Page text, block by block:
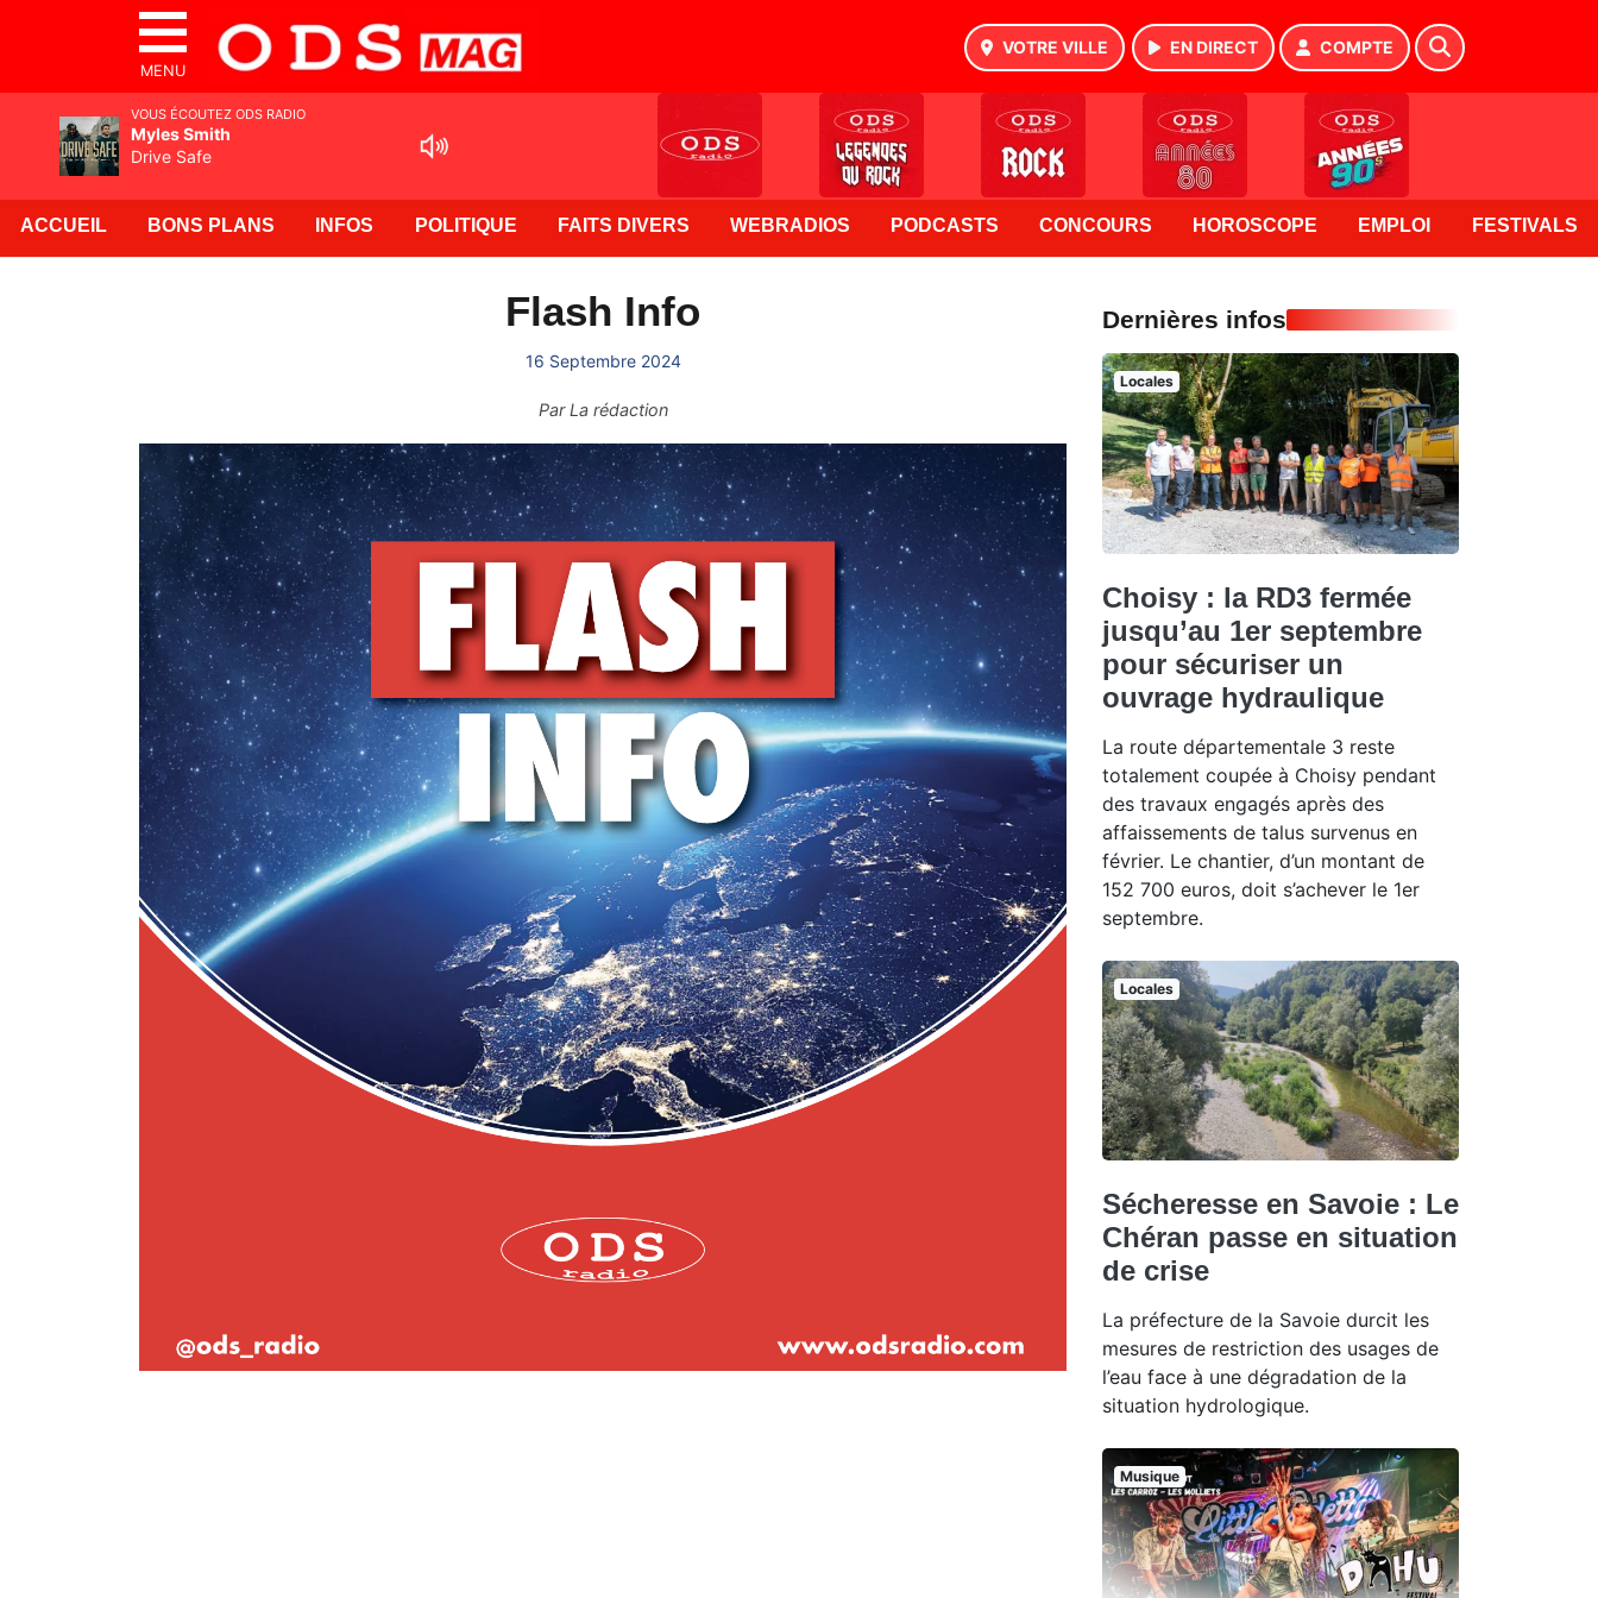
MENU
VOTRE VILLE EN DIRECT COMPTE
ACCUEIL BONS PLANS INFOS POLITIQUE FAITS DIVERS WEBRADIOS PODCASTS CONCOURS HOROSCOPE EMPLOI FESTIVALS
Flash Info
16 Septembre 2024
ParLa rédaction
Dernières infos
Locales
Choisy : la RD3 fermée
jusqu’au 1er septembre
pour sécuriser un
ouvrage hydraulique
La route départementale 3 reste
totalement coupée à Choisy pendant
des travaux engagés après des
affaissements de talus survenus en
février. Le chantier, d’un montant de
152 700 euros, doit s’achever le 1er
septembre.
Locales
Sécheresse en Savoie : Le
Chéran passe en situation
de crise
La préfecture de la Savoie durcit les
mesures de restriction des usages de
l’eau face à une dégradation de la
situation hydrologique.
Musique
VOUS ÉCOUTEZ ODS RADIO
Myles Smith
Drive Safe